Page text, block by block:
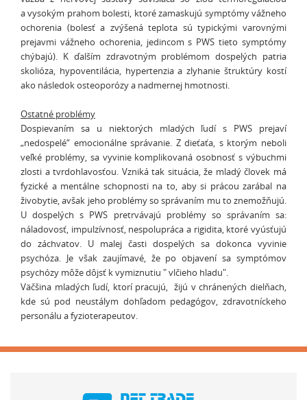
a vysokým prahom bolesti, ktoré zamaskujú symptómy vážneho
ochorenia (bolesť a zvýšená teplota sú typickými varovnými
prejavmi vážneho ochorenia, jedincom s PWS tieto symptómy
chýbajú). K ďalším zdravotným problémom dospelých patria
skolióza, hypoventilácia, hypertenzia a zlyhanie štruktúry kostí
ako následok osteoporózy a nadmernej hmotnosti.
Ostatné problémy
Dospievaním sa u niektorých mladých ľudí s PWS prejaví
„nedospelé“ emocionálne správanie. Z dieťaťa, s ktorým neboli
veľké problémy, sa vyvinie komplikovaná osobnosť s výbuchmi
zlosti a tvrdohlavosťou. Vzniká tak situácia, že mladý človek má
fyzické a mentálne schopnosti na to, aby si prácou zarábal na
živobytie, avšak jeho problémy so správaním mu to znemožňujú.
U dospelých s PWS pretrvávajú problémy so správaním sa:
náladovosť, impulzívnosť, nespolupráca a rigidita, ktoré vyúsťujú
do záchvatov. U malej časti dospelých sa dokonca vyvinie
psychóza. Je však zaujímavé, že po objavení sa symptómov
psychózy môže dôjsť k vymiznutiu " vlčieho hladu".
Väčšina mladých ľudí, ktorí pracujú, žijú v chránených dielňach,
kde sú pod neustálym dohľadom pedagógov, zdravotníckeho
personálu a fyzioterapeutov.